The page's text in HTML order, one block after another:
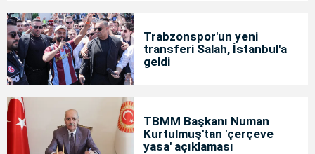
Trabzonspor'un yeni
transferi Salah, İstanbul'a
geldi
TBMM Başkanı Numan
Kurtulmuş'tan 'çerçeve
yasa' açıklaması